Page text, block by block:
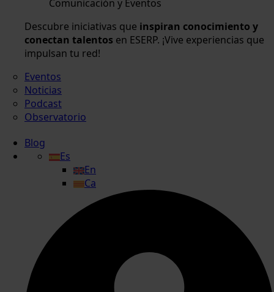
Comunicación y Eventos
Descubre iniciativas que inspiran conocimiento y
conectan talentos en ESERP. ¡Vive experiencias que
impulsan tu red!
Eventos
Noticias
Podcast
Observatorio
Blog
Es
En
Ca